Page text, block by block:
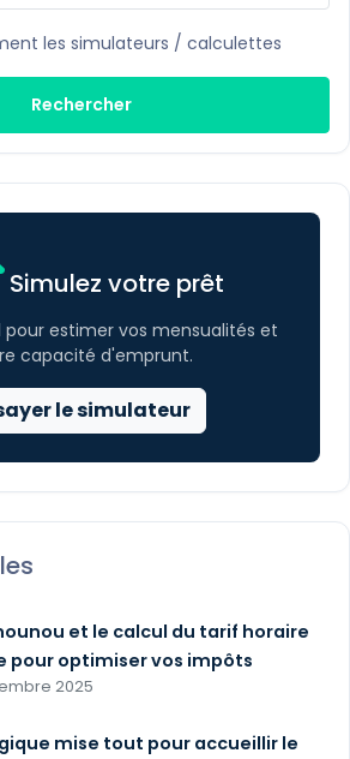
les simulateurs / calculettes
Rechercher
Simulez votre prêt
pour estimer vos mensualités et
capacité d'emprunt.
le simulateur
et le calcul du tarif horaire
pour optimiser vos impôts
2025
mise tout pour accueillir le